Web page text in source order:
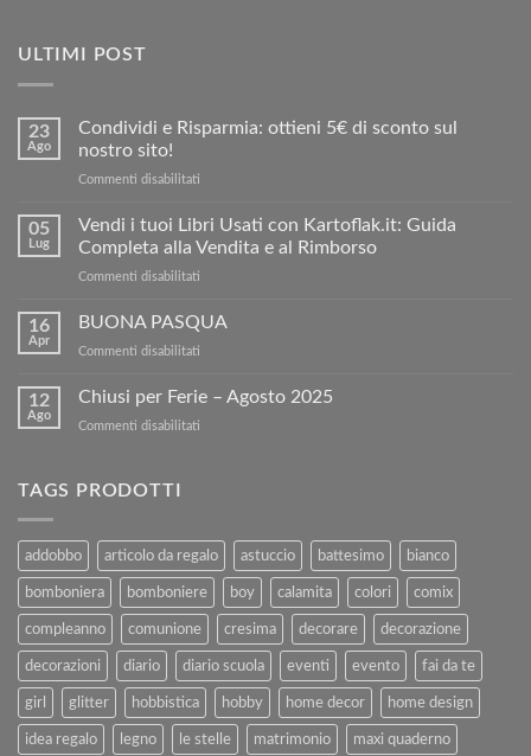
ULTIMI POST
23
Ago
Condividi e Risparmia: ottieni 5€ di sconto sul
nostro sito!
Commenti disabilitati
Risparmia:
sconto
05
Lug
Vendi i tuoi Libri Usati con Kartoflak.it: Guida
Completa alla Vendita e al Rimborso
Commenti disabilitati
i
tuoi
con
Rimborso
16
Apr
BUONA PASQUA
Commenti disabilitati
PASQUA
12
Ago
Chiusi per Ferie – Agosto 2025
Commenti disabilitati
2025
TAGS PRODOTTI
addobbo articolo da regalo astuccio battesimo bianco
bomboniera bomboniere boy calamita colori comix
compleanno comunione cresima decorare decorazione
decorazioni diario diario scuola eventi evento fai da te
girl glitter hobbistica hobby home decor home design
idea regalo legno le stelle matrimonio maxi quaderno